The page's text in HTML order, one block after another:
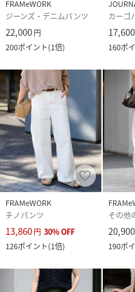
FRAMeWORK
ジーンズ・デニムパンツ
22,000円
200ポイント(1倍)
カーゴ
17,600
160ポ
FRAMeWORK
チノパンツ
13,860円 30%OFF
126ポイント(1倍)
その他
20,900
190ポ